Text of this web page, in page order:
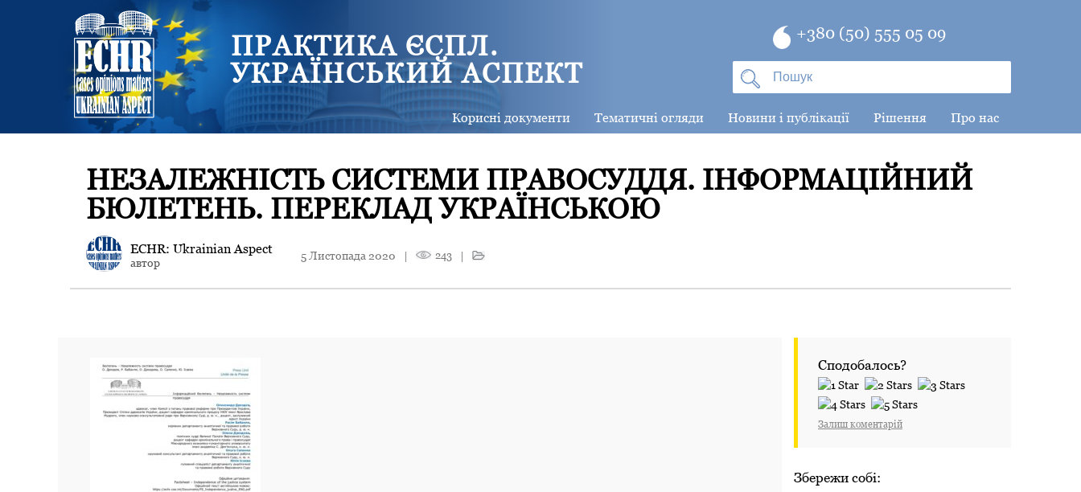
ПРАКТИКА ЄСПЛ.
УКРАЇНСЬКИЙ АСПЕКТ
+380 (50) 555 05 09
Корисні документи Тематичні огляди Новини і публікації Рішення Про нас
НЕЗАЛЕЖНІСТЬ СИСТЕМИ ПРАВОСУДДЯ. ІНФОРМАЦІЙНИЙ
БЮЛЕТЕНЬ. ПЕРЕКЛАД УКРАЇНСЬКОЮ
ECHR: Ukrainian Aspect
автор
5 Листопада 2020 | 243 |
Сподобалось?
Залиш коментарій
Збережи собі: